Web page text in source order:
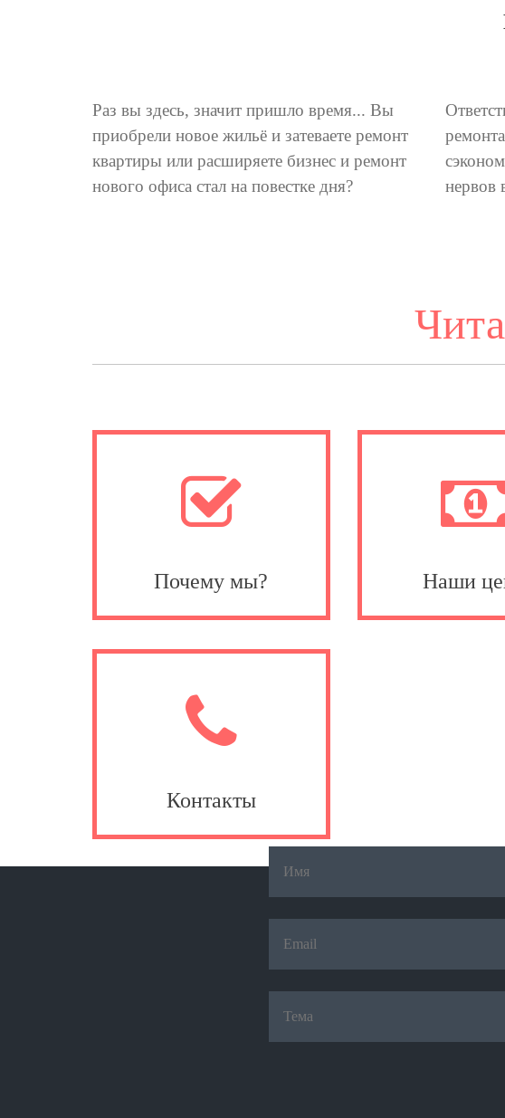
Раз вы здесь, значит пришло время... Вы
приобрели новое жильё и затеваете ремонт
квартиры или расширяете бизнес и ремонт
нового офиса стал на повестке дня?
нервов
Почему мы? Наши
Контакты